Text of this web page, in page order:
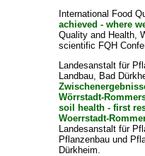
International Food
achieved - where
Quality and Health,
scientific FQH
Landesanstalt für
Landbau, Bad
Wörrstadt-
soil health - first
Woerrstadt-
Landesanstalt für
Pflanzenbau und
Dürkheim.